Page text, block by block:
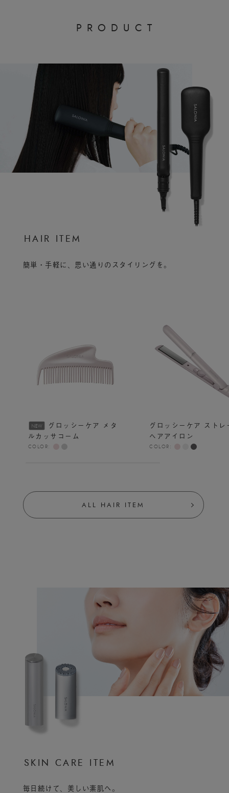
P R O D U C T
HA I R IT E M
簡単・手軽に、思い通りのスタイリングを。
NEW
グロッシーケア メタ
ルカッサコーム
COLOR:
グロッシーケア ストレ
ヘアアイロン
COLOR:
ALL HAIR ITEM
S K I N CA RE I TE M
毎日続けて、美しい素肌へ。